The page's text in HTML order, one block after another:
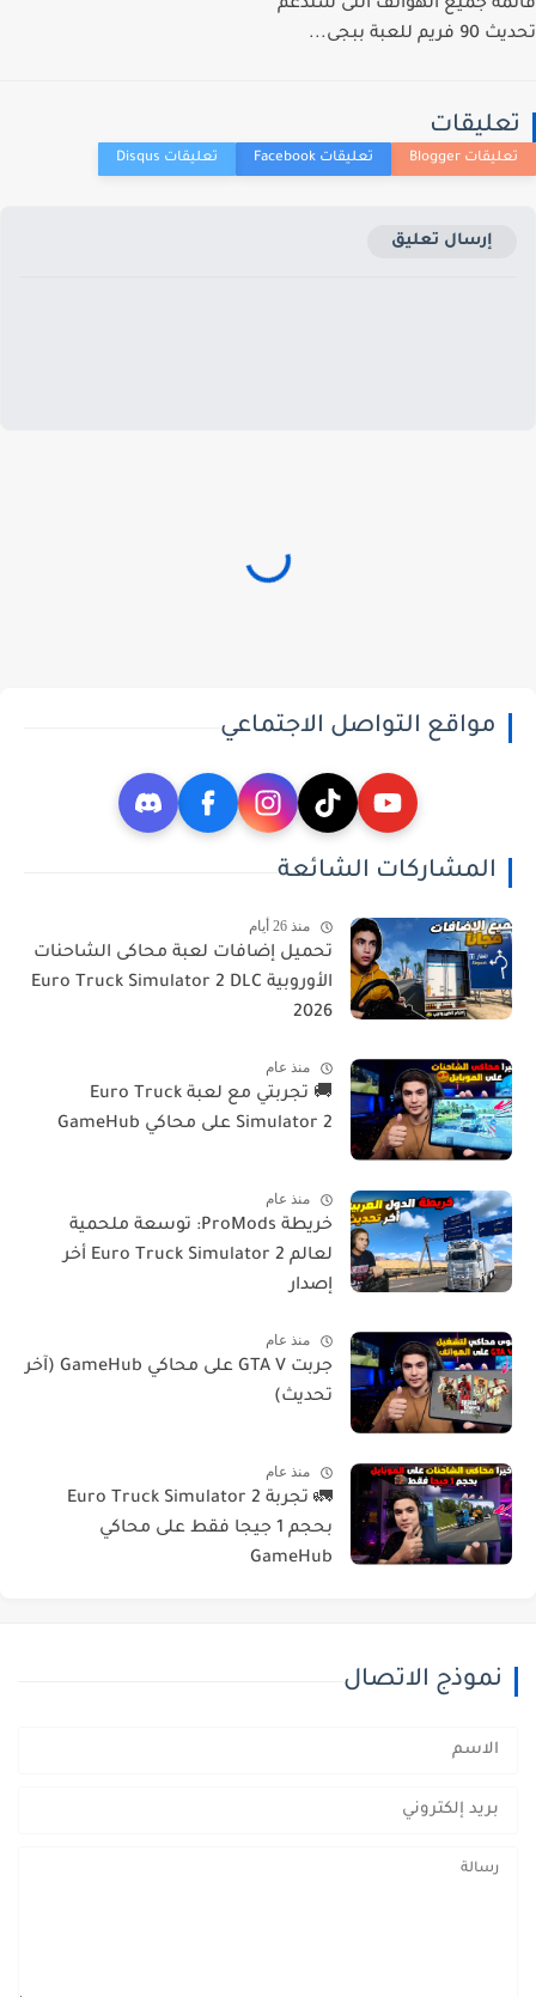
جميع الهواتف التى ستدعم
للعبة ببجى...
إرسال تعليق
مواقع التواصل الاجتماعي
المشاركات الشائعة
منذ 26 أيام
تحميل إضافات لعبة محاكى الشاحنات
الأوروبية Euro Truck Simulator 2 DLC
2026
منذ عام
🚚 تجربتي مع لعبة Euro Truck
Simulator 2 على محاكي GameHub
منذ عام
خريطة ProMods: توسعة ملحمية
لعالم Euro Truck Simulator 2 أخر
إصدار
منذ عام
جربت GTA V على محاكي GameHub (آخر
تحديث)
منذ عام
🚛 تجربة Euro Truck Simulator 2
بحجم 1 جيجا فقط على محاكي
GameHub
نموذج الاتصال